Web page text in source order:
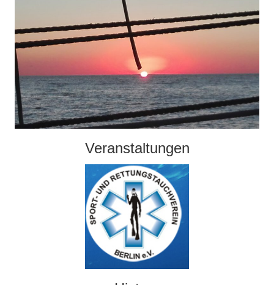
Veranstaltungen